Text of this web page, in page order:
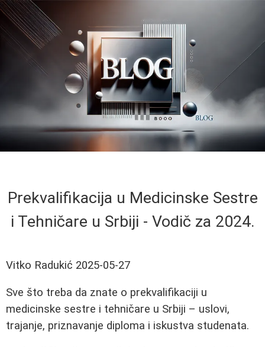
Prekvalifikacija u Medicinske Sestre
i Tehničare u Srbiji - Vodič za 2024.
Vitko Radukić 2025-05-27
Sve što treba da znate o prekvalifikaciji u
medicinske sestre i tehničare u Srbiji – uslovi,
trajanje, priznavanje diploma i iskustva studenata.